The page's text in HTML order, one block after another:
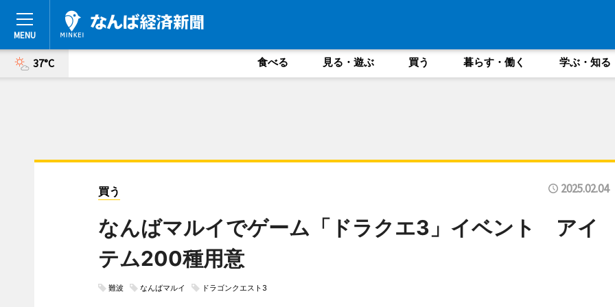
37°C 食べる 見る・遊ぶ 買う 暮らす・働く 学ぶ・知る
買う 2025.02.04
なんばマルイでゲーム「ドラクエ3」イベント アイ
テム200種用意
難波 なんばマルイ ドラゴンクエスト3